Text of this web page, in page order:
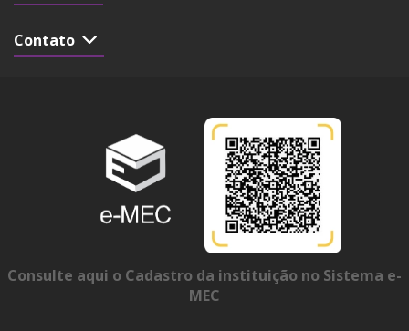
Contato
Consulte aqui o Cadastro da instituição no Sistema e-
MEC